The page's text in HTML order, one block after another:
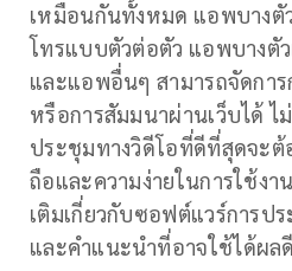
เหมือนกันทั้งหมด แอพบางตั
โทรแบบตัวต่อตัว แอพบางตั
และแอพอื่นๆ สามารถจัดกา
หรือการสัมมนาผ่านเว็บได้ ไ
ประชุมทางวิดีโอที่ดีที่สุดจะต้
ถือและความง่ายในการใช้งา
เติมเกี่ยวกับซอฟต์แวร์การป
และคำแนะนำที่อาจใช้ได้ผ